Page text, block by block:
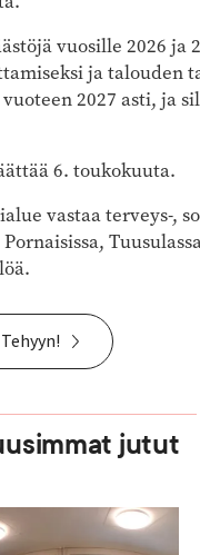
vuosille 2026 ja
ja talouden
2027 asti, ja
6. toukokuuta.
vastaa terveys-,
jutut